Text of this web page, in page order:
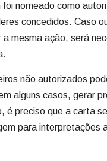
foi nomeado como
concedidos. Caso
a mesma ação, será
não autorizados
alguns casos, gerar
é preciso que a carta
para interpretações